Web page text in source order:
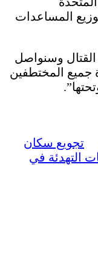
المساعدات
القتال وسنواصل
جميع المختطفين
تجويع سكان
التهدئة في